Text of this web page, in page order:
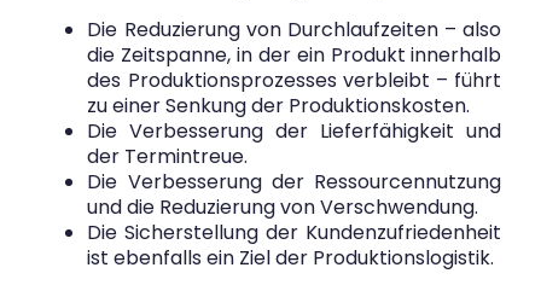
Die Reduzierung von Durchlaufzeiten – also
die Zeitspanne, in der ein Produkt innerhalb
des Produktionsprozesses verbleibt – führt
zu einer Senkung der Produktionskosten.
Die Verbesserung der Lieferfähigkeit und
der Termintreue.
Die Verbesserung der Ressourcennutzung
und die Reduzierung von Verschwendung.
Die Sicherstellung der Kundenzufriedenheit
ist ebenfalls ein Ziel der Produktionslogistik.